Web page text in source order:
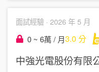
面試經驗 · 2026 年 5 月
0 ~ 6萬 / 月3.0 分
中強光電股份有限